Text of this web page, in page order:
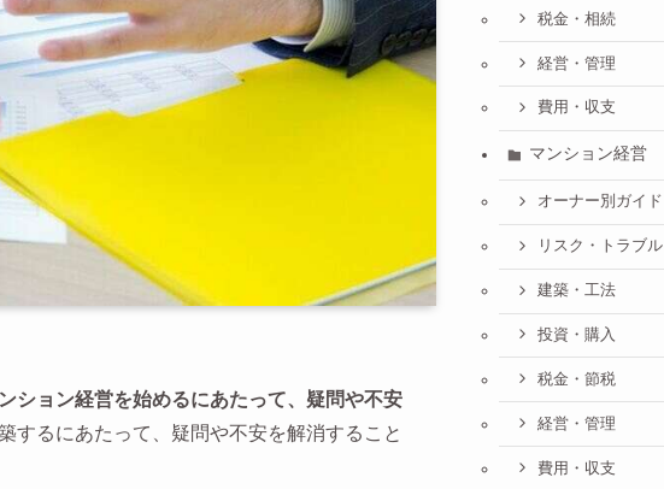
ション経営を始めるにあたって、疑問や不安
するにあたって、疑問や不安を解消すること
税金・相続
経営・管理
費用・収支
マンション経営
オーナー別ガイド
リスク・トラブル
建築・工法
投資・購入
税金・節税
経営・管理
費用・収支